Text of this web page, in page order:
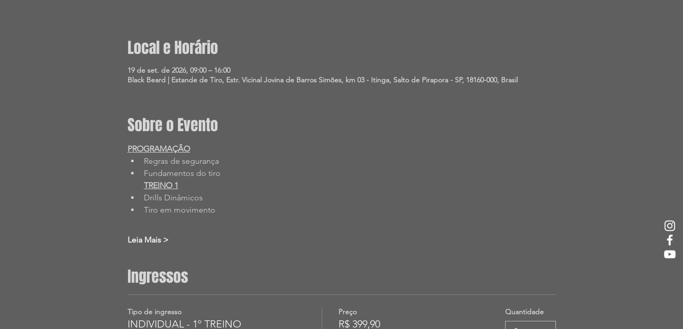
Local e Horário
19 de set. de 2026, 09:00 – 16:00
Black Beard | Estande de Tiro, Estr. Vicinal Jovina de Barros Simões, km 03 - Itinga, Salto de Pirapora - SP, 18160-000, Brasil
Sobre o Evento
PROGRAMAÇÃO
Regras de segurança
Fundamentos do tiro
TREINO 1
Drills Dinâmicos
Tiro em movimento
Leia Mais >
Ingressos
Tipo de ingresso
INDIVIDUAL - 1º TREINO
Preço
R$ 399,90
Quantidade